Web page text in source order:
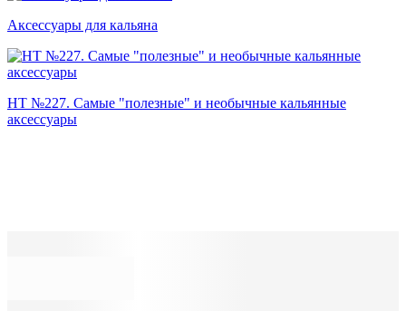
Аксессуары для кальяна
HT №227. Самые "полезные" и необычные кальянные
аксессуары